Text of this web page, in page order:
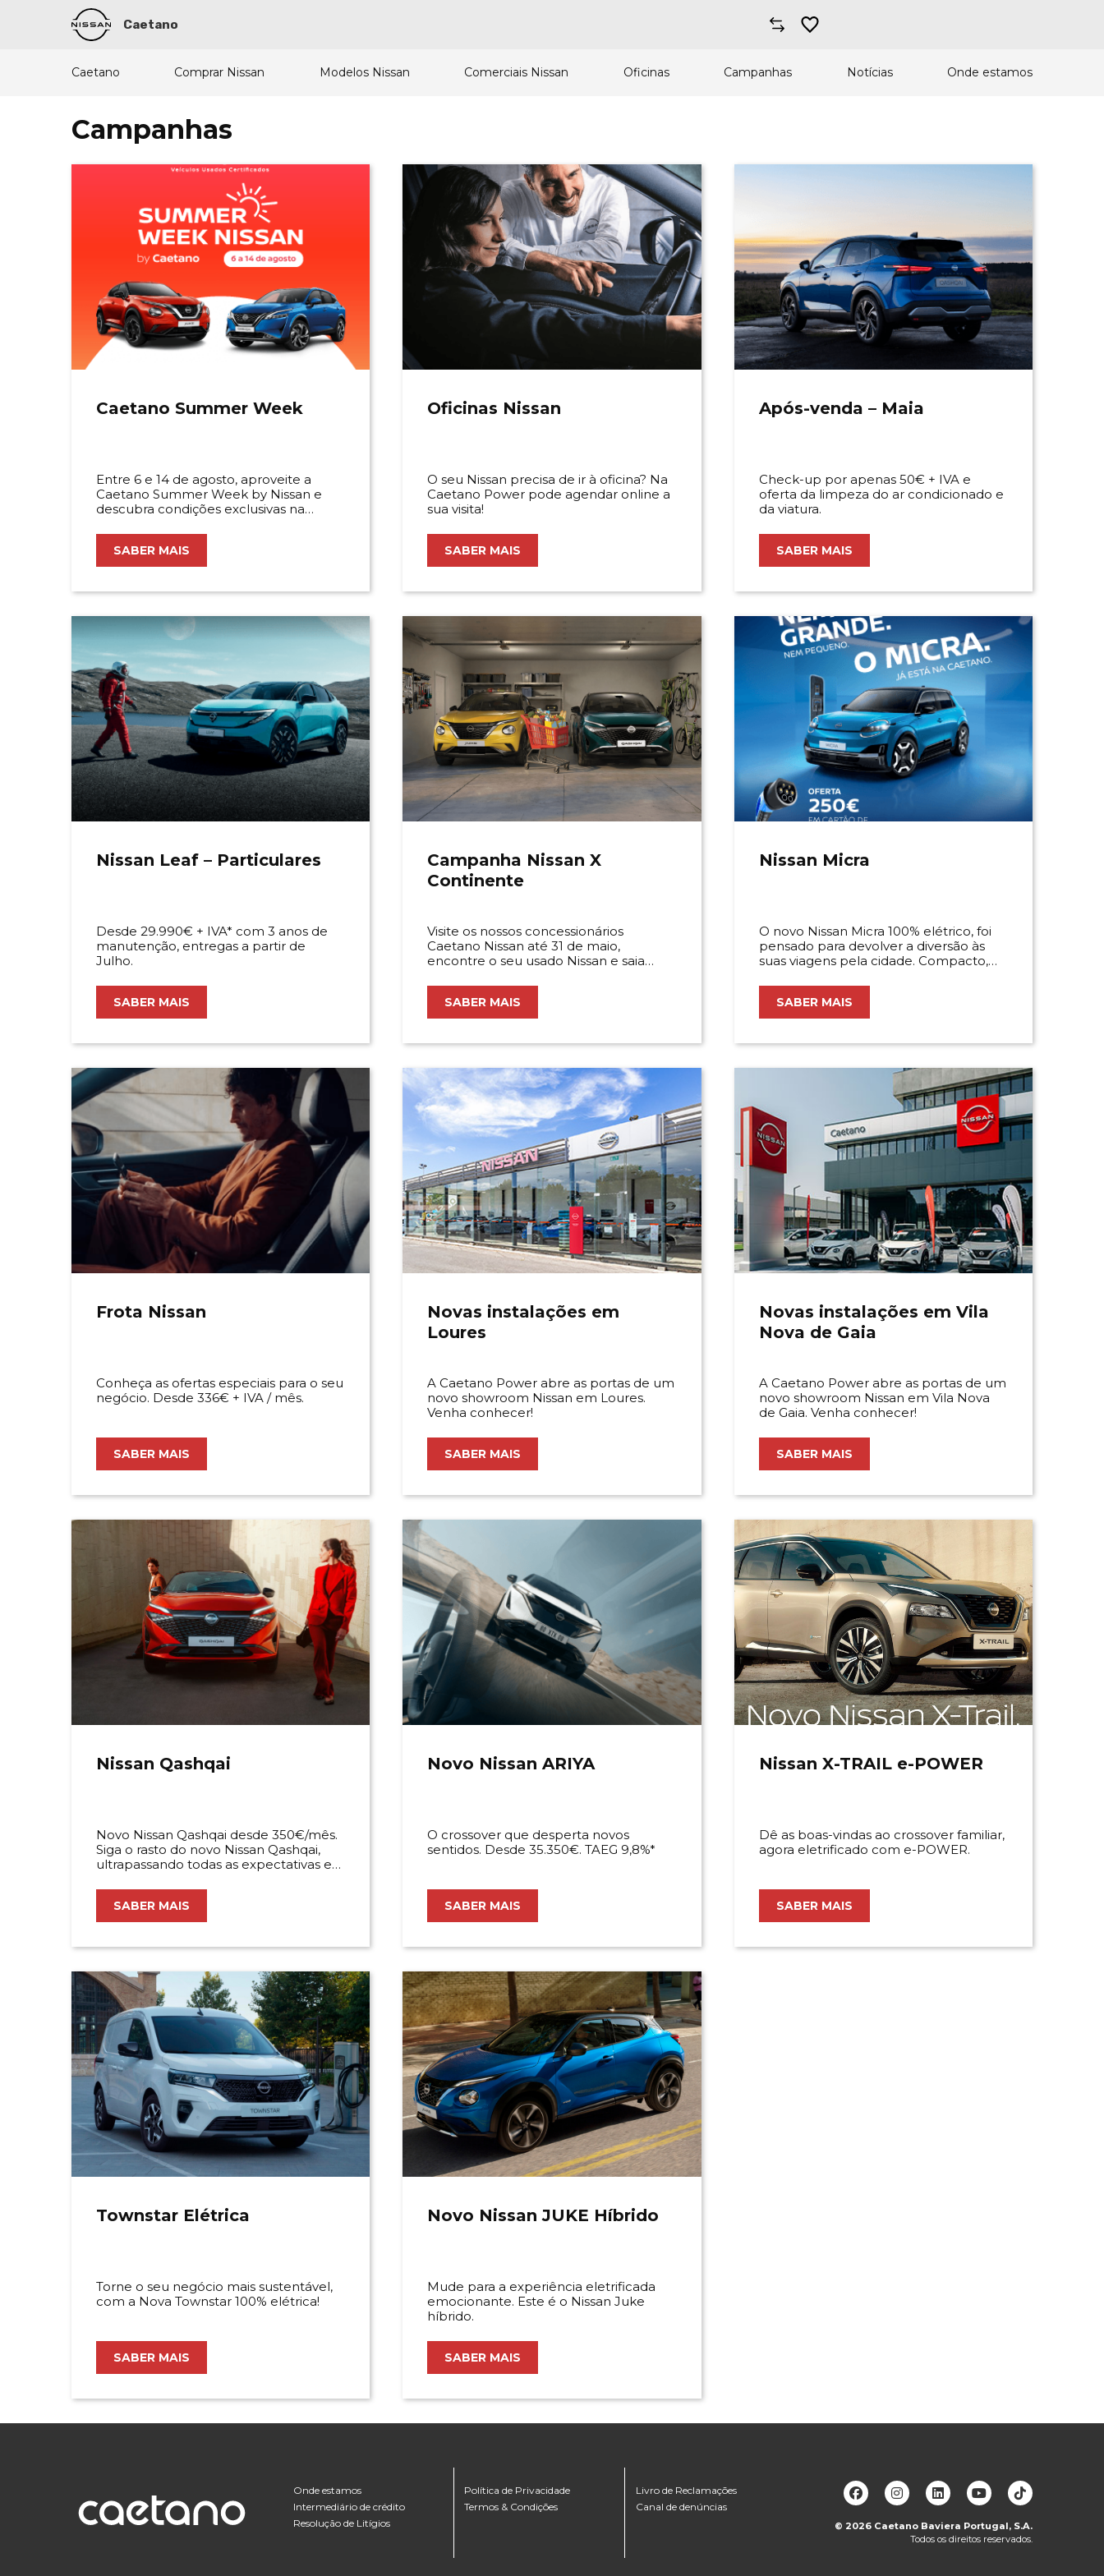
Caetano
Caetano Comprar Nissan Modelos Nissan Comerciais Nissan Oficinas Campanhas Notícias Onde estamos
Campanhas
Caetano Summer Week
Entre 6 e 14 de agosto, aproveite a
Caetano Summer Week by Nissan e
descubra condições exclusivas na
SABER MAIS
Oficinas Nissan
O seu Nissan precisa de ir à oficina? Na
Caetano Power pode agendar online a
sua visita!
SABER MAIS
Após-venda – Maia
Check-up por apenas 50€ + IVA e
oferta da limpeza do ar condicionado e
da viatura.
SABER MAIS
Nissan Leaf – Particulares
Desde 29.990€ + IVA* com 3 anos de
manutenção, entregas a partir de
Julho.
SABER MAIS
Campanha Nissan X
Continente
Visite os nossos concessionários
Caetano Nissan até 31 de maio,
encontre o seu usado Nissan e saia
Cartão Continente.
SABER MAIS
Nissan Micra
O novo Nissan Micra 100% elétrico, foi
pensado para devolver a diversão às
suas viagens pela cidade. Compacto,
SABER MAIS
Frota Nissan
Conheça as ofertas especiais para o seu
negócio. Desde 336€ + IVA / mês.
SABER MAIS
Novas instalações em
Loures
A Caetano Power abre as portas de um
novo showroom Nissan em Loures.
Venha conhecer!
SABER MAIS
Novas instalações em Vila
Nova de Gaia
A Caetano Power abre as portas de um
novo showroom Nissan em Vila Nova
de Gaia. Venha conhecer!
SABER MAIS
Nissan Qashqai
Novo Nissan Qashqai desde 350€/mês.
Siga o rasto do novo Nissan Qashqai,
ultrapassando todas as expectativas e
condução urbana.
SABER MAIS
Novo Nissan ARIYA
O crossover que desperta novos
sentidos. Desde 35.350€. TAEG 9,8%*
SABER MAIS
Nissan X-TRAIL e-POWER
Dê as boas-vindas ao crossover familiar,
agora eletrificado com e-POWER.
SABER MAIS
Townstar Elétrica
Torne o seu negócio mais sustentável,
com a Nova Townstar 100% elétrica!
SABER MAIS
Novo Nissan JUKE Híbrido
Mude para a experiência eletrificada
emocionante. Este é o Nissan Juke
híbrido.
SABER MAIS
Onde estamos
Intermediário de crédito
Resolução de Litígios
Política de Privacidade
Termos & Condições
Livro de Reclamações
Canal de denúncias
© 2026 Caetano Baviera Portugal, S.A.
Todos os direitos reservados.